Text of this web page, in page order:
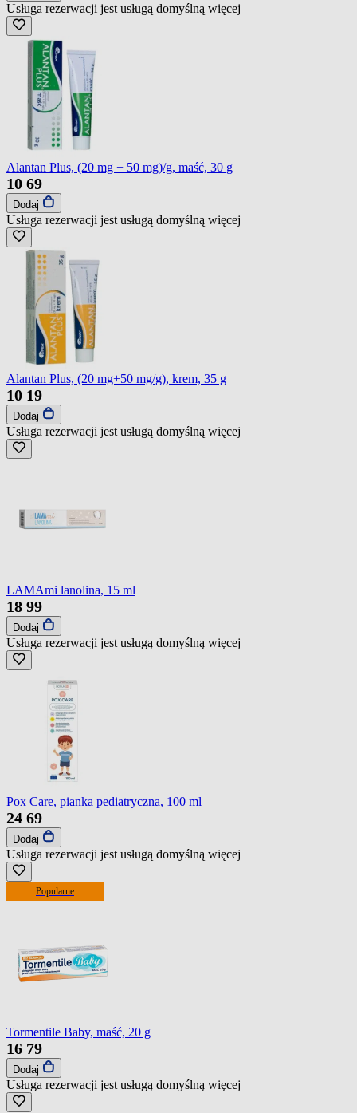
Usługa rezerwacji jest usługą domyślną więcej
Alantan Plus, (20 mg + 50 mg)/g, maść, 30 g
10 69
Dodaj
Usługa rezerwacji jest usługą domyślną więcej
Alantan Plus, (20 mg+50 mg/g), krem, 35 g
10 19
Dodaj
Usługa rezerwacji jest usługą domyślną więcej
LAMAmi lanolina, 15 ml
18 99
Dodaj
Usługa rezerwacji jest usługą domyślną więcej
Pox Care, pianka pediatryczna, 100 ml
24 69
Dodaj
Usługa rezerwacji jest usługą domyślną więcej
Popularne
Tormentile Baby, maść, 20 g
16 79
Dodaj
Usługa rezerwacji jest usługą domyślną więcej